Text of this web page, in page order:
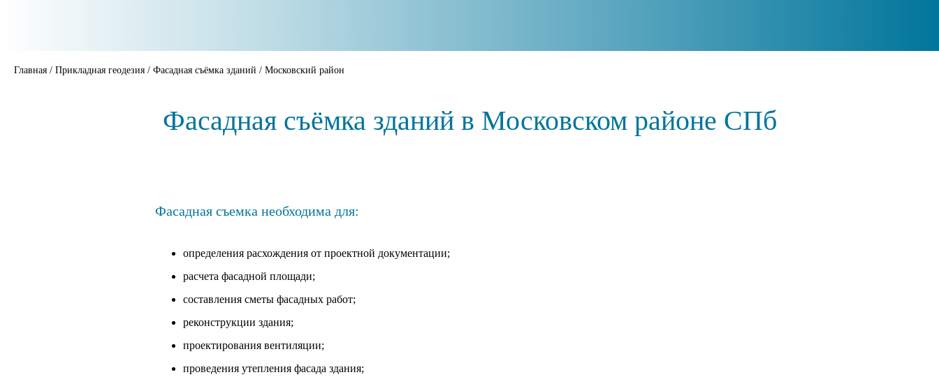
Главная / Прикладная геодезия / Фасадная съёмка зданий / Московский район
Фасадная съёмка зданий в Московском районе СПб
Фасадная съемка необходима для:
определения расхождения от проектной документации;
расчета фасадной площади;
составления сметы фасадных работ;
реконструкции здания;
проектирования вентиляции;
проведения утепления фасада здания;